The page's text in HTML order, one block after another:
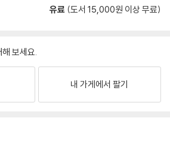
유료 (도서 15,000원 이상 무료)
보세요.
내 가게에서 팔기